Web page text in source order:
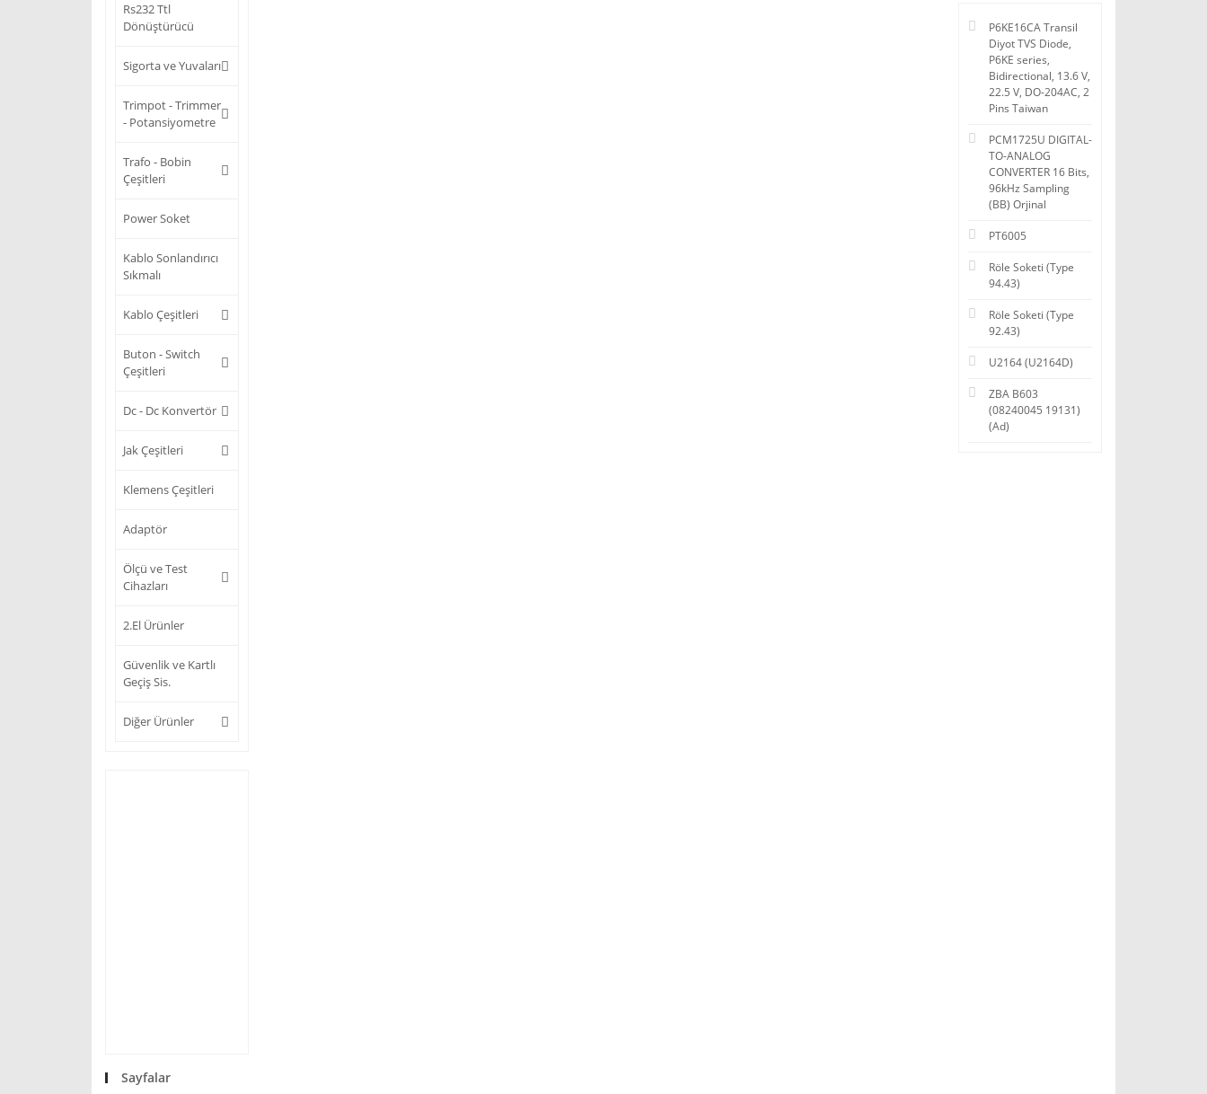
Rs232 Ttl
Dönüştürücü
Sigorta ve Yuvaları
Trimpot - Trimmer
- Potansiyometre
Trafo - Bobin
Çeşitleri
Power Soket
Kablo Sonlandırıcı
Sıkmalı
Kablo Çeşitleri
Buton - Switch
Çeşitleri
Dc - Dc Konvertör
Jak Çeşitleri
Klemens Çeşitleri
Adaptör
Ölçü ve Test
Cihazları
2.El Ürünler
Güvenlik ve Kartlı
Geçiş Sis.
Diğer Ürünler
Sayfalar
P6KE16CA Transil
Diyot TVS Diode,
P6KE series,
Bidirectional, 13.6 V,
22.5 V, DO-204AC, 2
Pins Taiwan
PCM1725U DIGITAL-
TO-ANALOG
CONVERTER 16 Bits,
96kHz Sampling
(BB) Orjinal
PT6005
Röle Soketi (Type
94.43)
Röle Soketi (Type
92.43)
U2164 (U2164D)
ZBA B603
(08240045 19131)
(Ad)